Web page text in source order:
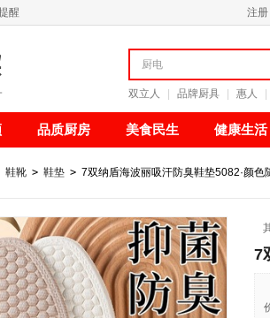
买小程序“的声明
醒
注册
双立人 品牌厨具 惠人
品质厨房 美食民生 健康生活
鞋靴 > 鞋垫 > 7双纳盾海波丽吸汗防臭鞋垫5082·颜色
7